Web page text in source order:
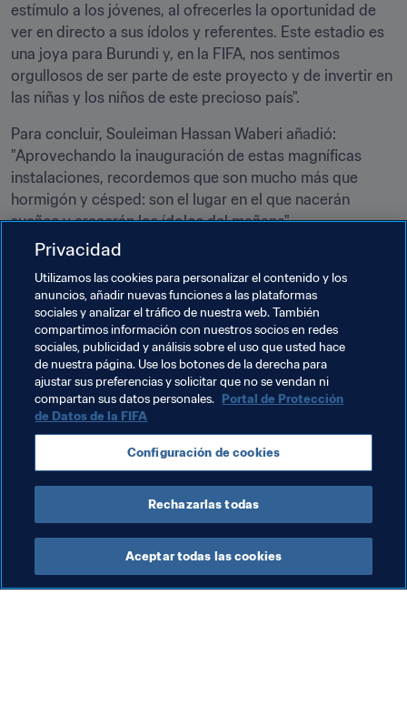
estímulo a los jóvenes, al ofrecerles la oportunidad de
ver en directo a sus ídolos y referentes. Este estadio es
una joya para Burundi y, en la FIFA, nos sentimos
orgullosos de ser parte de este proyecto y de invertir en
las niñas y los niños de este precioso país".
Para concluir, Souleiman Hassan Waberi añadió:
"Aprovechando la inauguración de estas magníficas
instalaciones, recordemos que son mucho más que
hormigón y césped: son el lugar en el que nacerán
sueños y crecerán los ídolos del mañana".
Temas relacionados
Programa Forward de la FIFA
Presidente de la FIFA Federaciones miembro
Organización Burundi CAF
Programa Forward de la FIFA
Privacidad
Utilizamos las cookies para personalizar el contenido y los
anuncios, añadir nuevas funciones a las plataformas
sociales y analizar el tráfico de nuestra web. También
compartimos información con nuestros socios en redes
sociales, publicidad y análisis sobre el uso que usted hace
de nuestra página. Use los botones de la derecha para
ajustar sus preferencias y solicitar que no se vendan ni
compartan sus datos personales. Portal de Protección
de Datos de la FIFA
Configuración de cookies
Rechazarlas todas
Aceptar todas las cookies